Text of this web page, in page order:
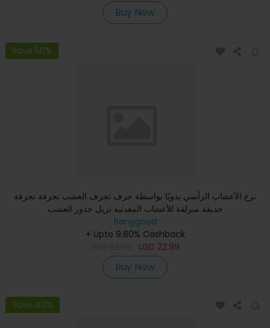
Buy Now
Save 50%
نزع الأعشاب الرأسي يدويًا بواسطة جرف تجرف العشب تجرفة تجرفة
حديقة منزلقة للأعشاب المعدنية تزيل جذور العشب
Banggood
+ Upto 9.80% Cashback
USD 22.99
Buy Now
Save 40%